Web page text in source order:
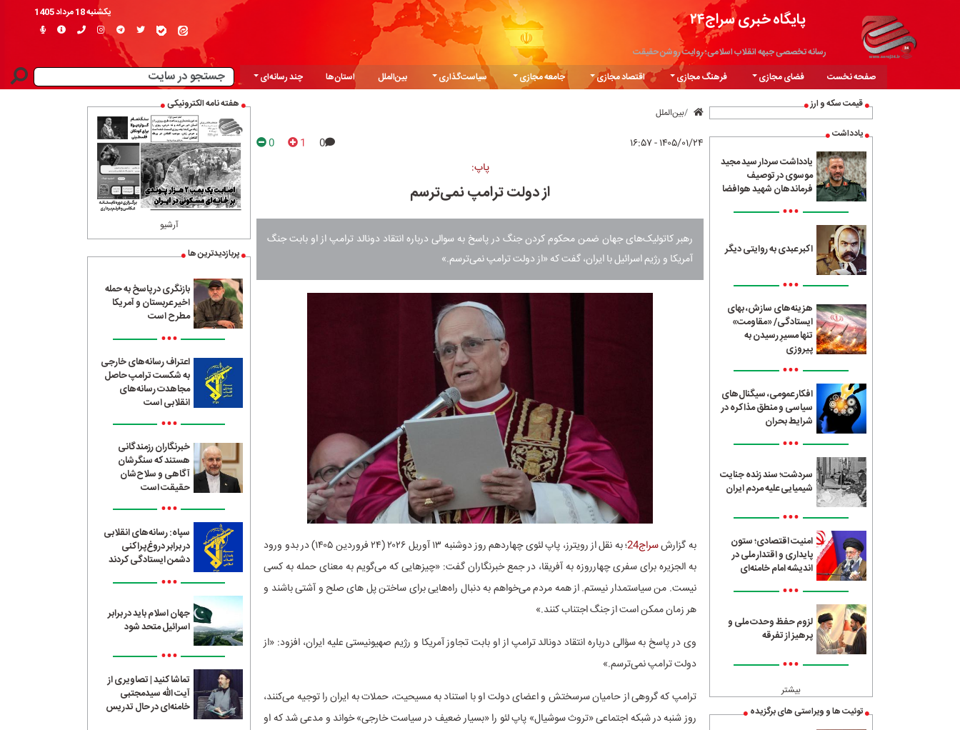
پایگاه خبری سراج۲۴
رسانه تخصصی جبهه انقلاب اسلامی؛ روایت روشن حقیقت
یکشنبه 18 مرداد 1405
صفحه نخست فضای مجازی فرهنگ مجازی اقتصاد مجازی جامعه مجازی سیاست‌گذاری بین‌الملل استان‌ها
چند رسانه‌ای
قیمت سکه و ارز
یادداشت
یادداشت سردار سید مجید
موسوی در توصیف
فرماندهان شهید هوافضا
•••
اکبر عبدی به روایتی دیگر
•••
هزینه‌های سازش، بهای
ایستادگی/ «مقاومت»
تنها مسیرِ رسیدن به
پیروزی
•••
افکار عمومی، سیگنال‌های
سیاسی و منطق مذاکره در
شرایط بحران
•••
سردشت؛ سند زنده جنایت
شیمیایی علیه مردم ایران
•••
امنیت اقتصادی؛ ستون
پایداری و اقتدار ملی در
اندیشه امام خامنه‌ای
•••
لزوم حفظ وحدت ملی و
پرهیز از تفرقه
•••
بیشتر
توئیت ها و ویراستی های برگزیده
بین‌الملل
۱۴۰۵/۰۱/۲۴ - ۱۶:۵۷ 0
1
0
پاپ:
از دولت ترامپ نمی‌ترسم
رهبر کاتولیک‌های جهان ضمن محکوم کردن جنگ در پاسخ به سوالی درباره انتقاد دونالد ترامپ از او بابت جنگ
آمریکا و رژیم اسرائیل با ایران، گفت که «از دولت ترامپ نمی‌ترسم.»
به گزارشسراج24
؛ به نقل از رویترز، پاپ لئوی چهاردهم روز دوشنبه ۱۳ آوریل ۲۰۲۶ (۲۴ فروردین ۱۴۰۵) در بدو ورود
به الجزیره برای سفری چهارروزه به آفریقا، در جمع خبرنگاران گفت: «چیزهایی که می‌گویم به معنای حمله به کسی
نیست. من سیاستمدار نیستم. از همه مردم می‌خواهم به دنبال راه‌هایی برای ساختن پل های صلح و آشتی باشند و
هر زمان ممکن است از جنگ اجتناب کنند.»
وی در پاسخ به سؤالی درباره انتقاد دونالد ترامپ از او بابت تجاوز آمریکا و رژیم صهیونیستی علیه ایران، افزود: «از
دولت ترامپ نمی‌ترسم.»
ترامپ که گروهی از حامیان سرسختش و اعضای دولت او با استناد به مسیحیت، حملات به ایران را توجیه می‌کنند،
روز شنبه در شبکه اجتماعی «تروث سوشیال» پاپ لئو را «بسیار ضعیف در سیاست خارجی» خواند و مدعی شد که او
هفته نامه الکترونیکی
آرشیو
پربازدیدترین ها
بازنگری در پاسخ به حمله
اخیر عربستان و آمریکا
مطرح است
•••
اعتراف رسانه‌های خارجی
به شکست ترامپ حاصل
مجاهدت رسانه‌های
انقلابی است
•••
خبرنگاران رزمندگانی
هستند که سنگرشان
آگاهی و سلاح‌شان
حقیقت است
•••
سپاه: رسانه‌های انقلابی
در برابر دروغ‌پراکنی
دشمن ایستادگی کردند
•••
جهان اسلام باید در برابر
اسرائیل متحد شود
•••
تماشا کنید | تصاویری از
آیت الله سیدمجتبی
خامنه‌ای در حال تدریس